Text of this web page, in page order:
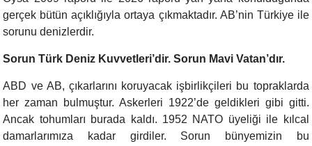
gerçek bütün açıklığıyla ortaya çıkmaktadır. AB’nin Türkiye ile
sorunu denizlerdir.
Sorun Türk Deniz Kuvvetleri’dir. Sorun Mavi Vatan’dır.
ABD ve AB, çıkarlarını koruyacak işbirlikçileri bu topraklarda
her zaman bulmuştur. Askerleri 1922’de geldikleri gibi gitti.
Ancak tohumları burada kaldı. 1952 NATO üyeliği ile kılcal
damarlarımıza kadar girdiler. Sorun bünyemizin bu